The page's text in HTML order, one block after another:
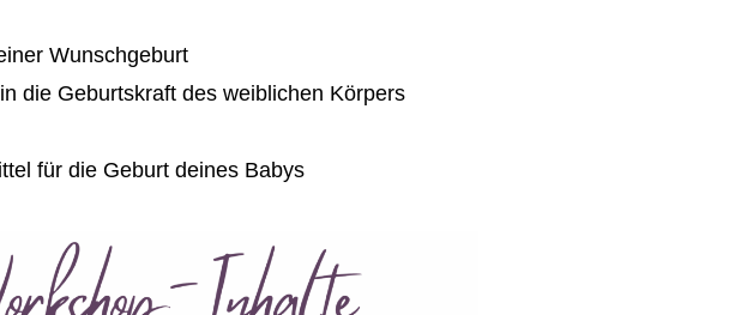
Wunschgeburt
die Geburtskraft des weiblichen Körpers
für die Geburt deines Babys